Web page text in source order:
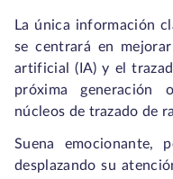
La única información
se centrará en
artificial (IA) y el
próxima generación
núcleos de trazado de
Suena emocionante,
desplazando su